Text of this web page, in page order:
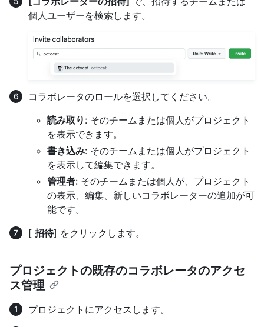
個人ユーザーを検索します。
コラボレータのロールを選択してください。
読み取り : そのチームまたは個人がプロジェクト
を表示できます。
書き込み: そのチームまたは個人がプロジェクト
を表示して編集できます。
管理者: そのチームまたは個人が、プロジェクト
の表示、編集、新しいコラボレーターの追加が可
能です。
[ 招待] をクリックします。
プロジェクトの既存のコラボレータのアクセ
ス管理
プロジェクトにアクセスします。